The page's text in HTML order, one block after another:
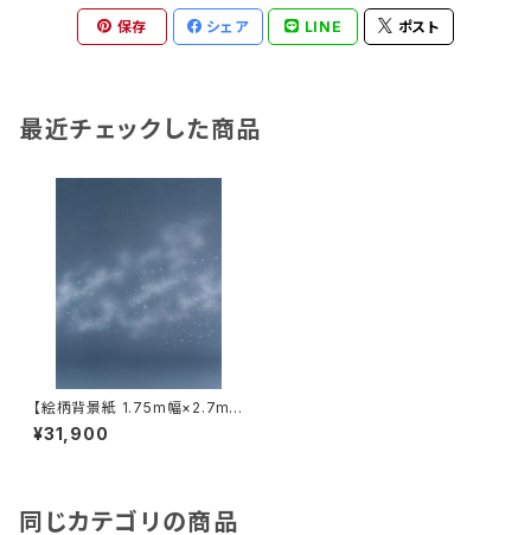
保存 シェア LINE ポスト
最近チェックした商品
【絵柄背景紙 1.75m幅×2.7m
巻】柄18種類 シーンペイントB
サイズ
¥31,900
同じカテゴリの商品